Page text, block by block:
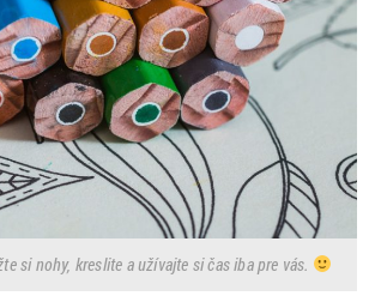
si nohy, kreslite a užívajte si čas iba pre vás.